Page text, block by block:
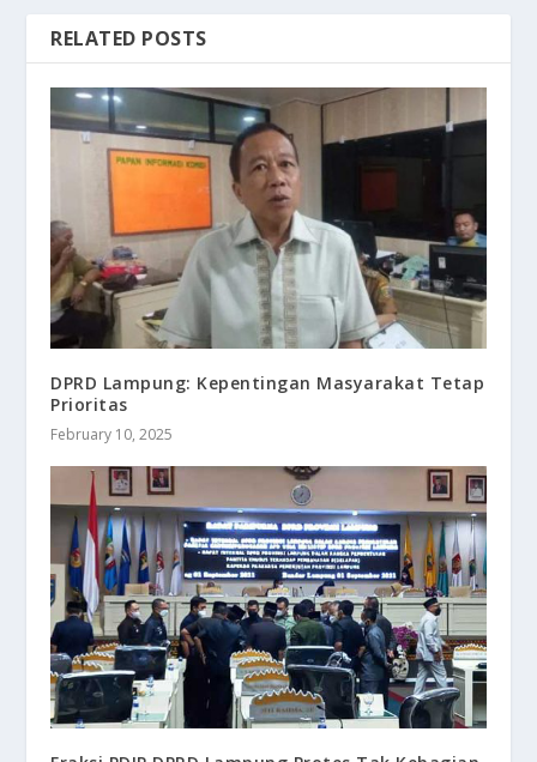
RELATED POSTS
DPRD Lampung: Kepentingan Masyarakat Tetap
Prioritas
February 10, 2025